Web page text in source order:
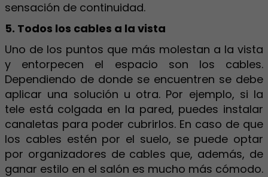
sensación de continuidad.
5. Todos los cables a la vista
Uno de los puntos que más molestan a la vista
y entorpecen el espacio son los cables.
Dependiendo de donde se encuentren se debe
aplicar una solución u otra. Por ejemplo, si la
tele está colgada en la pared, puedes instalar
canaletas para poder cubrirlos. En caso de que
los cables estén por el suelo, se puede optar
por organizadores de cables que, además, de
ganar estilo en el salón es mucho más cómodo.